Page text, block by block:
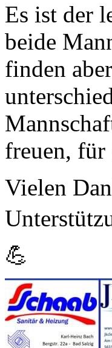
Es ist der
beide
finden
freuen, für
Vielen
💪